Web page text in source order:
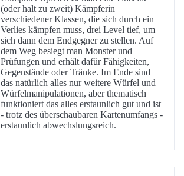
(oder halt zu zweit) Kämpferin
verschiedener Klassen, die sich durch ein
Verlies kämpfen muss, drei Level tief, um
sich dann dem Endgegner zu stellen. Auf
dem Weg besiegt man Monster und
Prüfungen und erhält dafür Fähigkeiten,
Gegenstände oder Tränke. Im Ende sind
das natürlich alles nur weitere Würfel und
Würfelmanipulationen, aber thematisch
funktioniert das alles erstaunlich gut und ist
- trotz des überschaubaren Kartenumfangs -
erstaunlich abwechslungsreich.